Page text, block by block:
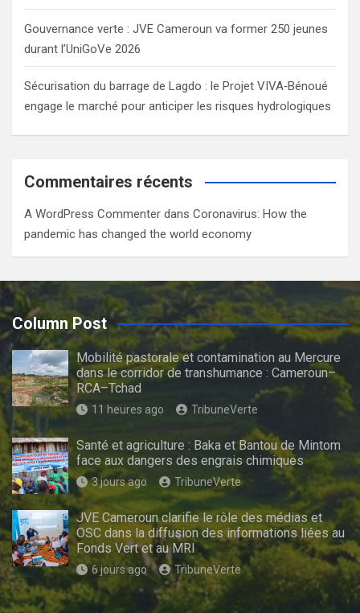
Gouvernance verte : JVE Cameroun va former 250 jeunes
durant l’UniGoVe 2026
Sécurisation du barrage de Lagdo : le Projet VIVA‑Bénoué
engage le marché pour anticiper les risques hydrologiques
Commentaires récents
A WordPress Commenter dans Coronavirus: How the
pandemic has changed the world economy
Column Post
Mobilité pastorale et contamination au Mercure
dans le corridor de transhumance : Cameroun–
RCA–Tchad
11 heures ago TribuneVerte
Santé et agriculture : Baka et Bantou de Mintom
face aux dangers des engrais chimiques
3 jours ago TribuneVerte
JVE Cameroun clarifie le rôle des médias et
OSC dans la diffusion des informations liées au
Fonds Vert et au MRI
6 jours ago TribuneVerte